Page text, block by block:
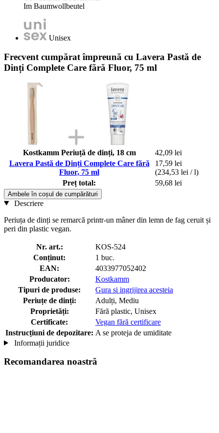
Im Baumwollbeutel
Unisex
Frecvent cumpărat împreună cu Lavera Pastă de
Dinți Complete Care fără Fluor, 75 ml
Kostkamm Periuță de dinți, 18 cm
42,09 lei
Lavera Pastă de Dinți Complete Care fără
Fluor, 75 ml
17,59 lei
(234,53 lei / l)
Preț total:
59,68 lei
Ambele în coșul de cumpărături
Descriere
Periuța de dinți se remarcă printr-un mâner din lemn de fag ceruit și
peri din plastic vegan.
Nr. art.:
KOS-524
Conținut:
1 buc.
EAN:
4033977052402
Producator:
Kostkamm
Tipuri de produse:
Gura si ingrijirea acesteia
Periuțe de dinți:
Adulți, Mediu
Proprietăți:
Fără plastic, Unisex
Certificate:
Vegan fără certificare
Instrucțiuni de depozitare: A se proteja de umiditate
Informații juridice
Recomandarea noastră